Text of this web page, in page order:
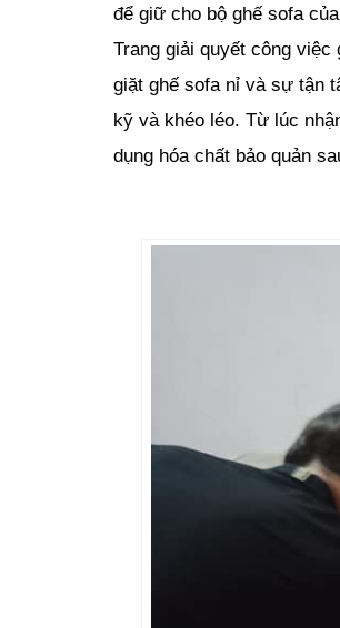
để giữ cho bộ ghế sofa
Trang giải quyết công
giặt ghế sofa nỉ và sự tận
kỹ và khéo léo. Từ lúc
dụng hóa chất bảo quản